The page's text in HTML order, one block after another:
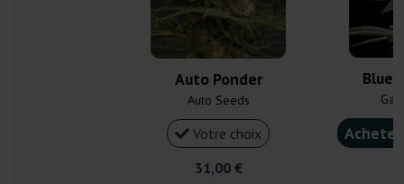
Auto Ponder
Auto Seeds
Votre choix
31,00 €
Blue